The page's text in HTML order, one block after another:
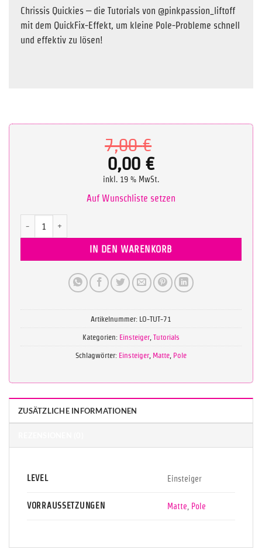
Chrissis Quickies – die Tutorials von @pinkpassion_liftoff
mit dem QuickFix-Effekt, um kleine Pole-Probleme schnell
und effektiv zu lösen!
7,00€
war:
7,00 €
0,00 €
Aktueller
Preis
0,00 €.
inkl. 19 % MwSt.
Auf Wunschliste setzen
IN DEN WARENKORB
Artikelnummer: LO-TUT-71
Kategorien: Einsteiger, Tutorials
Schlagwörter: Einsteiger, Matte Pole
ZUSÄTZLICHE INFORMATIONEN
LEVEL Einsteiger
VORRAUSSETZUNGEN Matte, Pole